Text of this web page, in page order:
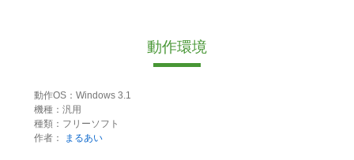
動作環境
動作OS：Windows 3.1
機種：汎用
種類：フリーソフト
作者：
まるあい